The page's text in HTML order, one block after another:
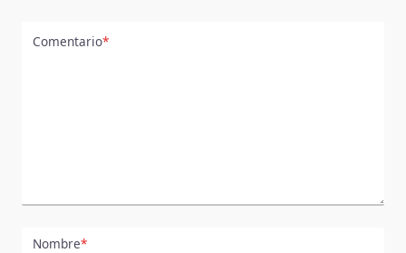
Comentario*
Nombre*